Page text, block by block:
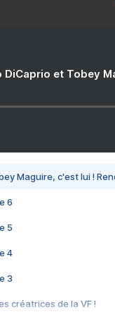
DiCaprio et Tobey
Maguire, c'est lui !
6
5
4
3
créatrices de la VF !